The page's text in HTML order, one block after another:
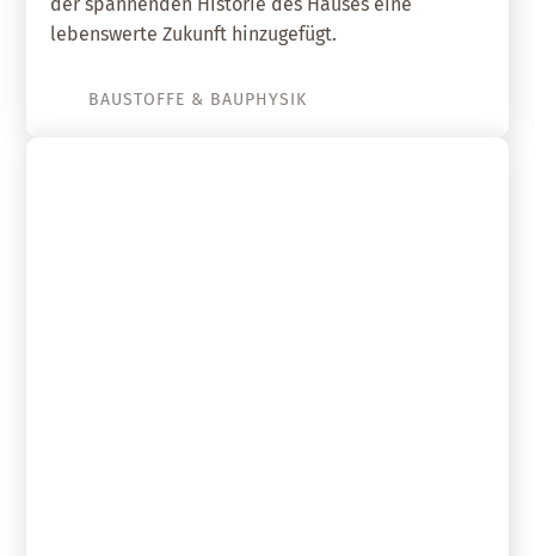
lebenswerte Zukunft hinzugefügt.
BAUSTOFFE & BAUPHYSIK